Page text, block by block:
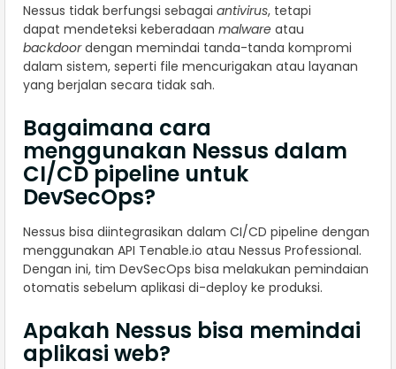
Nessus tidak berfungsi sebagai antivirus, tetapi
dapat mendeteksi keberadaan malware atau
backdoordengan memindai tanda-tanda kompromi
dalam sistem, seperti file mencurigakan atau layanan
yang berjalan secara tidak sah.
Bagaimana cara
menggunakan Nessus dalam
CI/CD pipeline untuk
DevSecOps?
Nessus bisa diintegrasikan dalam CI/CD pipeline dengan
menggunakan API Tenable.io atau Nessus Professional.
Dengan ini, tim DevSecOps bisa melakukan pemindaian
otomatis sebelum aplikasi di-deploy ke produksi.
Apakah Nessus bisa memindai
aplikasi web?